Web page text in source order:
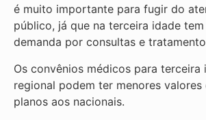
é muito importante para fugir do
público, já que na terceira idade
demanda por consultas e
Os convênios médicos para terceira
regional podem ter menores valores
planos aos nacionais.